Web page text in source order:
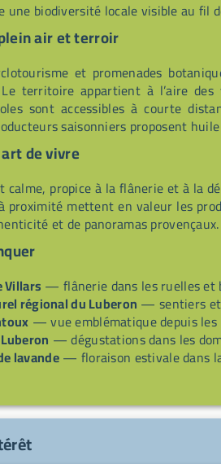
une biodiversité locale visible au fil
air et terroir
et promenades
territoire appartient à l’aire des
sont accessibles à courte
saisonniers proposent
de vivre
calme, propice à la flânerie et à la
proximité mettent en valeur les
et de panoramas provençaux.
Villars— flânerie dans les ruelles et
régional du Luberon — sentiers et
— vue emblématique depuis
— dégustations dans les
lavande— floraison estivale dans